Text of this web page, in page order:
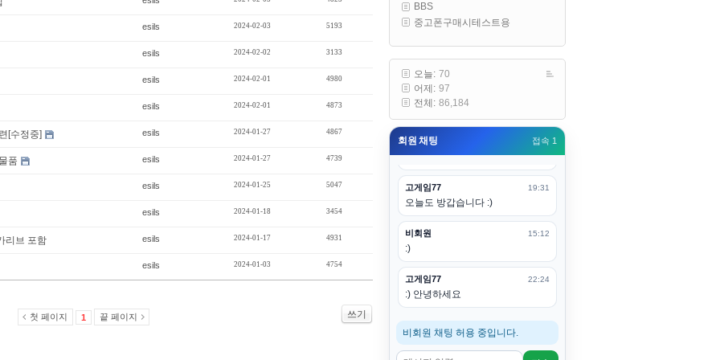
esils 2024-02-03 5193
esils 2024-02-02 3133
esils 2024-02-01 4980
esils 2024-02-01 4873
[수정중] esils 2024-01-27 4867
물품 esils 2024-01-27 4739
esils 2024-01-25 5047
esils 2024-01-18 3454
리브 포함 esils 2024-01-17 4931
esils 2024-01-03 4754
쓰기
첫 페이지 1 끝 페이지
BBS
중고폰구매시테스트용
오늘: 70
어제: 97
전체: 86,184
회원 채팅 접속 1
구요
니다. 벌써 12시가 넘었었네요
esils
어후 주무세요
고게임77 00:20
(__)수고하십시용!
고게임77 19:31
오늘도 방갑습니다 :)
비회원 15:12
:)
고게임77 22:24
:) 안녕하세요
비회원 채팅 허용 중입니다.